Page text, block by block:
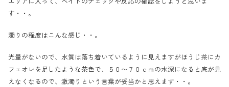
す・・。
濁りの程度はこんな感じ・・。
光量がないので、水質は落ち着いているように見えますがほうじ茶にカ
フェオレを足したような茶色で、５０〜７０ｃｍの水深になると底が見
えなくなるので、激濁りという言葉が妥当かと思えます・・。